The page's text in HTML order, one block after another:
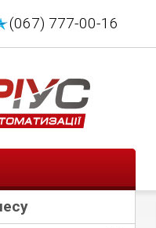
(067) 777-00-16